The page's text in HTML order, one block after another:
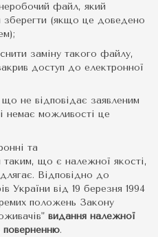
файл, який
зберегти (якщо це доведено
заміну такого файлу,
доступ до електронної
не відповідає заявленим
немає можливості це
та
таким, що є належної якості,
Відповідно до
України від 19 березня 1994
положень Закону
видання належної
поверненню.